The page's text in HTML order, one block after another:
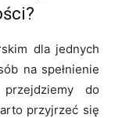
dla jednych
na spełnienie
do
przyjrzeć się